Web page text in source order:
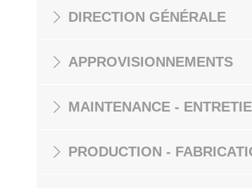
DIRECTION GÉNÉRALE
APPROVISIONNEMENTS
MAINTENANCE -
PRODUCTION -